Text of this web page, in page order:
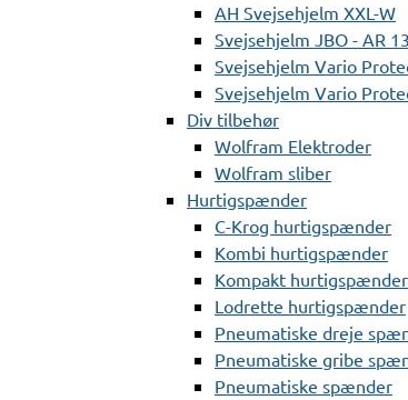
AH Svejsehjelm XXL-W
Svejsehjelm JBO - AR
Svejsehjelm Vario
Svejsehjelm Vario
Div tilbehør
Wolfram Elektroder
Wolfram sliber
Hurtigspænder
C-Krog hurtigspænder
Kombi hurtigspænder
Kompakt hurtigspænder
Lodrette hurtigspænder
Pneumatiske dreje
Pneumatiske gribe
Pneumatiske spænder